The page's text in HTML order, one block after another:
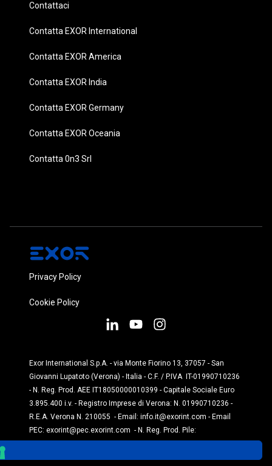
Contattaci
Contatta EXOR International
Contatta EXOR America
Contatta EXOR India
Contatta EXOR Germany
Contatta EXOR Oceania
Contatta 0n3 Srl
Privacy Policy
Cookie Policy
Exor International S.p.A. - via Monte Fiorino 13, 37057 - San
Giovanni Lupatoto (Verona) - Italia - C.F. / P.IVA IT-01990710236
- N. Reg. Prod. AEE IT18050000010399 - Capitale Sociale Euro
3.895.400 i.v. - Registro Imprese di Verona: N. 01990710236 -
R.E.A. Verona N. 210055 - Email: info.it@exorint.com - Email
PEC: exorint@pec.exorint.com - N. Reg. Prod. Pile: